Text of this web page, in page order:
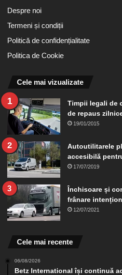
Despre noi
Termeni și condiții
Politică de confidențialitate
Politica de Cookie
Cele mai vizualizate
Timpii legali de
de repaus
19/01/2015
Autoutilitarele
accesibilă
17/07/2019
Închisoare și
frânare
12/07/2021
Cele mai recente
06/08/2026
Betz International își continuă